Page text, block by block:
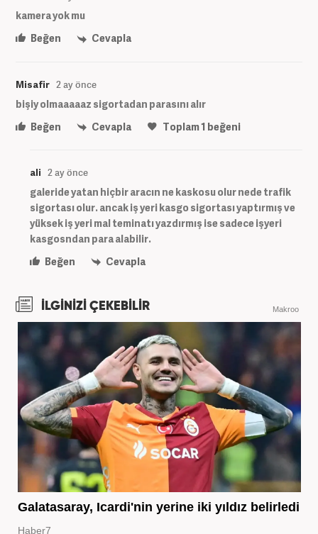
kamera yok mu
Beğen
Cevapla
Misafir 2 ay önce
bişiy olmaaaaaz sigortadan parasını alır
Beğen
Cevapla Toplam1 beğeni
ali 2 ay önce
galeride yatan hiçbir aracın ne kaskosu olur nede trafik
sigortası olur. ancak iş yeri kasgo sigortası yaptırmış ve
yüksek iş yeri mal teminatı yazdırmış ise sadece işyeri
kasgosndan para alabilir.
Beğen
Cevapla
İLGİNİZİ ÇEKEBİLİR Makroo
Galatasaray, Icardi'nin yerine iki yıldız belirledi
Haber7